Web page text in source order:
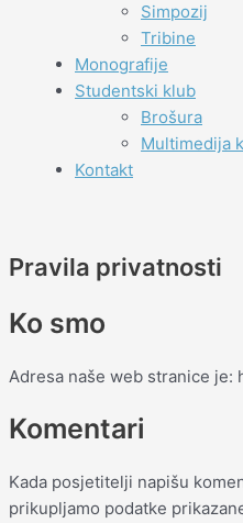
Simpozij
Tribine
Monografije
Studentski klub
Brošura
Multimedija
Kontakt
Pravila privatnosti
Ko smo
Adresa naše web stranice
Komentari
Kada posjetitelji napišu
prikupljamo podatke